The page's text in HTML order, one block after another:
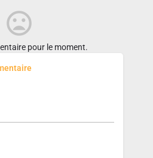
pour le moment.